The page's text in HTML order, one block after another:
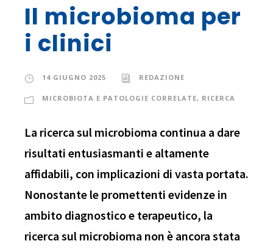
Il microbioma per
i clinici
14 GIUGNO 2025 REDAZIONE
MICROBIOTA E PATOLOGIE CORRELATE, RICERCA
La ricerca sul microbioma continua a dare
risultati entusiasmanti e altamente
affidabili, con implicazioni di vasta portata.
Nonostante le promettenti evidenze in
ambito diagnostico e terapeutico, la
ricerca sul microbioma non è ancora stata